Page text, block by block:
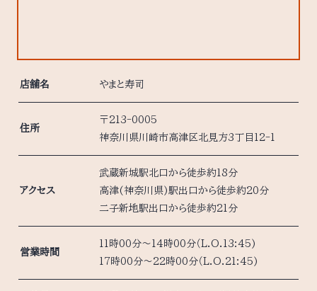
店舗名 やまと寿司
住所
〒213-0005
神奈川県川崎市高津区北見方3丁目12-1
アクセス
武蔵新城駅北口から徒歩約18分
高津(神奈川県)駅出口から徒歩約20分
二子新地駅出口から徒歩約21分
営業時間
11時00分～14時00分（L.O.13:45)
17時00分～22時00分（L.O.21:45)